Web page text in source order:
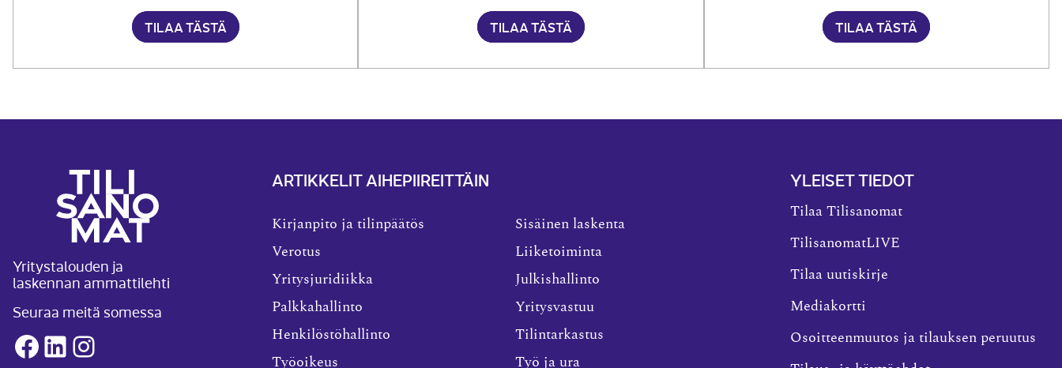
TILAA TÄSTÄ TILAA TÄSTÄ TILAA TÄSTÄ
Yritystalouden ja
laskennan ammattilehti
Seuraa meitä somessa
Facebook
LinkedInInstagram
ARTIKKELIT AIHEPIIREITTÄIN
Kirjanpito ja tilinpäätös
Verotus
Yritysjuridiikka
Palkkahallinto
Henkilöstöhallinto
Työoikeus
Sisäinen laskenta
Liiketoiminta
Julkishallinto
Yritysvastuu
Tilintarkastus
Työ ja ura
YLEISET TIEDOT
Tilaa Tilisanomat
TilisanomatLIVE
Tilaa uutiskirje
Mediakortti
Osoitteenmuutos ja tilauksen peruutus